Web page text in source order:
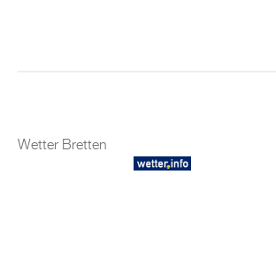
Wetter Bretten